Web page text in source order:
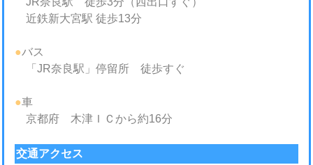
近鉄新大宮駅 徒歩13分
●バス
「JR奈良駅」停留所 徒歩すぐ
●車
京都府 木津ＩＣから約16分
交通アクセス